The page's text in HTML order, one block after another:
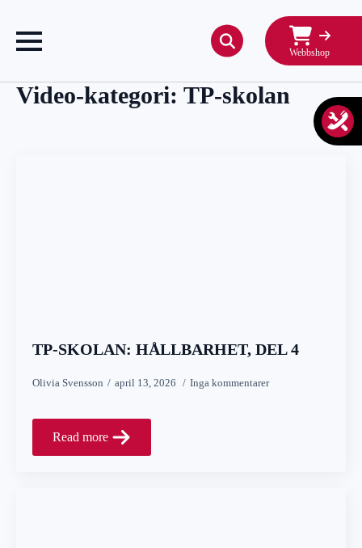
for:
Webbshop
Video-kategori: TP-skolan
TP-SKOLAN: HÅLLBARHET, DEL 4
Olivia Svensson april 13, 2026 Inga kommentarer
Read more